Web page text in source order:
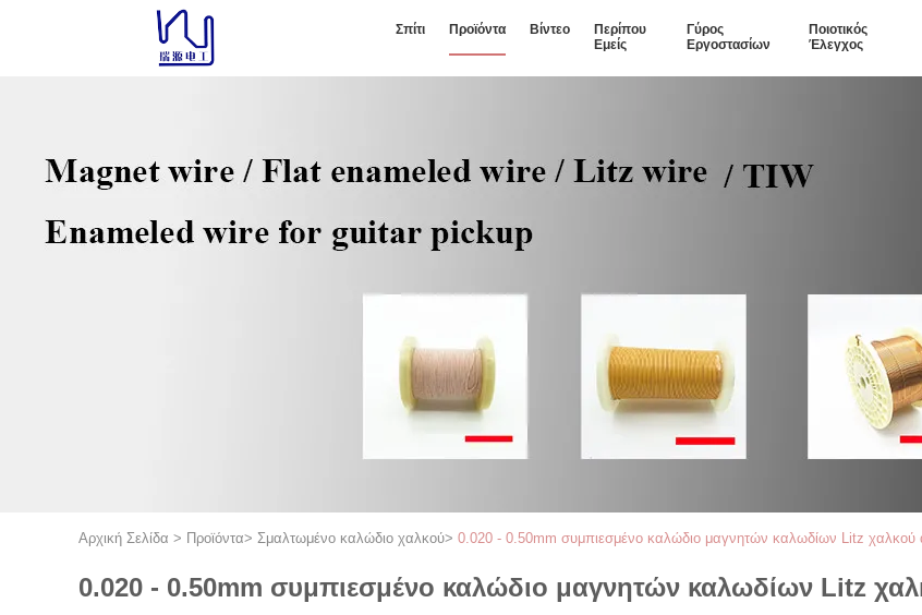
Σπίτι Προϊόντα Βίντεο
Περίπου
Εμείς
Γύρος
Εργοστασίων
Ποιοτικός
Έλεγχος
Αρχική Σελίδα > Προϊόντα> Σμαλτωμένο καλώδιο χαλκού> 0.020 - 0.50mm συμπιεσμένο καλώδιο μαγνητών καλωδίων Litz χαλκού
0.020 - 0.50mm συμπιεσμένο καλώδιο μαγνητών καλωδίων Litz